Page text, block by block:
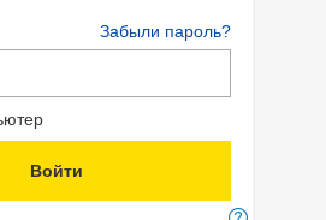
Забыли пароль?